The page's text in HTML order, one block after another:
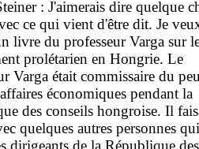
: J'aimerais dire quelque
ce qui vient d'être dit. Je
livre du professeur Varga sur
prolétarien en Hongrie. Le
Varga était commissaire du
économiques pendant la
des conseils hongroise. Il
quelques autres personnes qui
dirigeants de la République des